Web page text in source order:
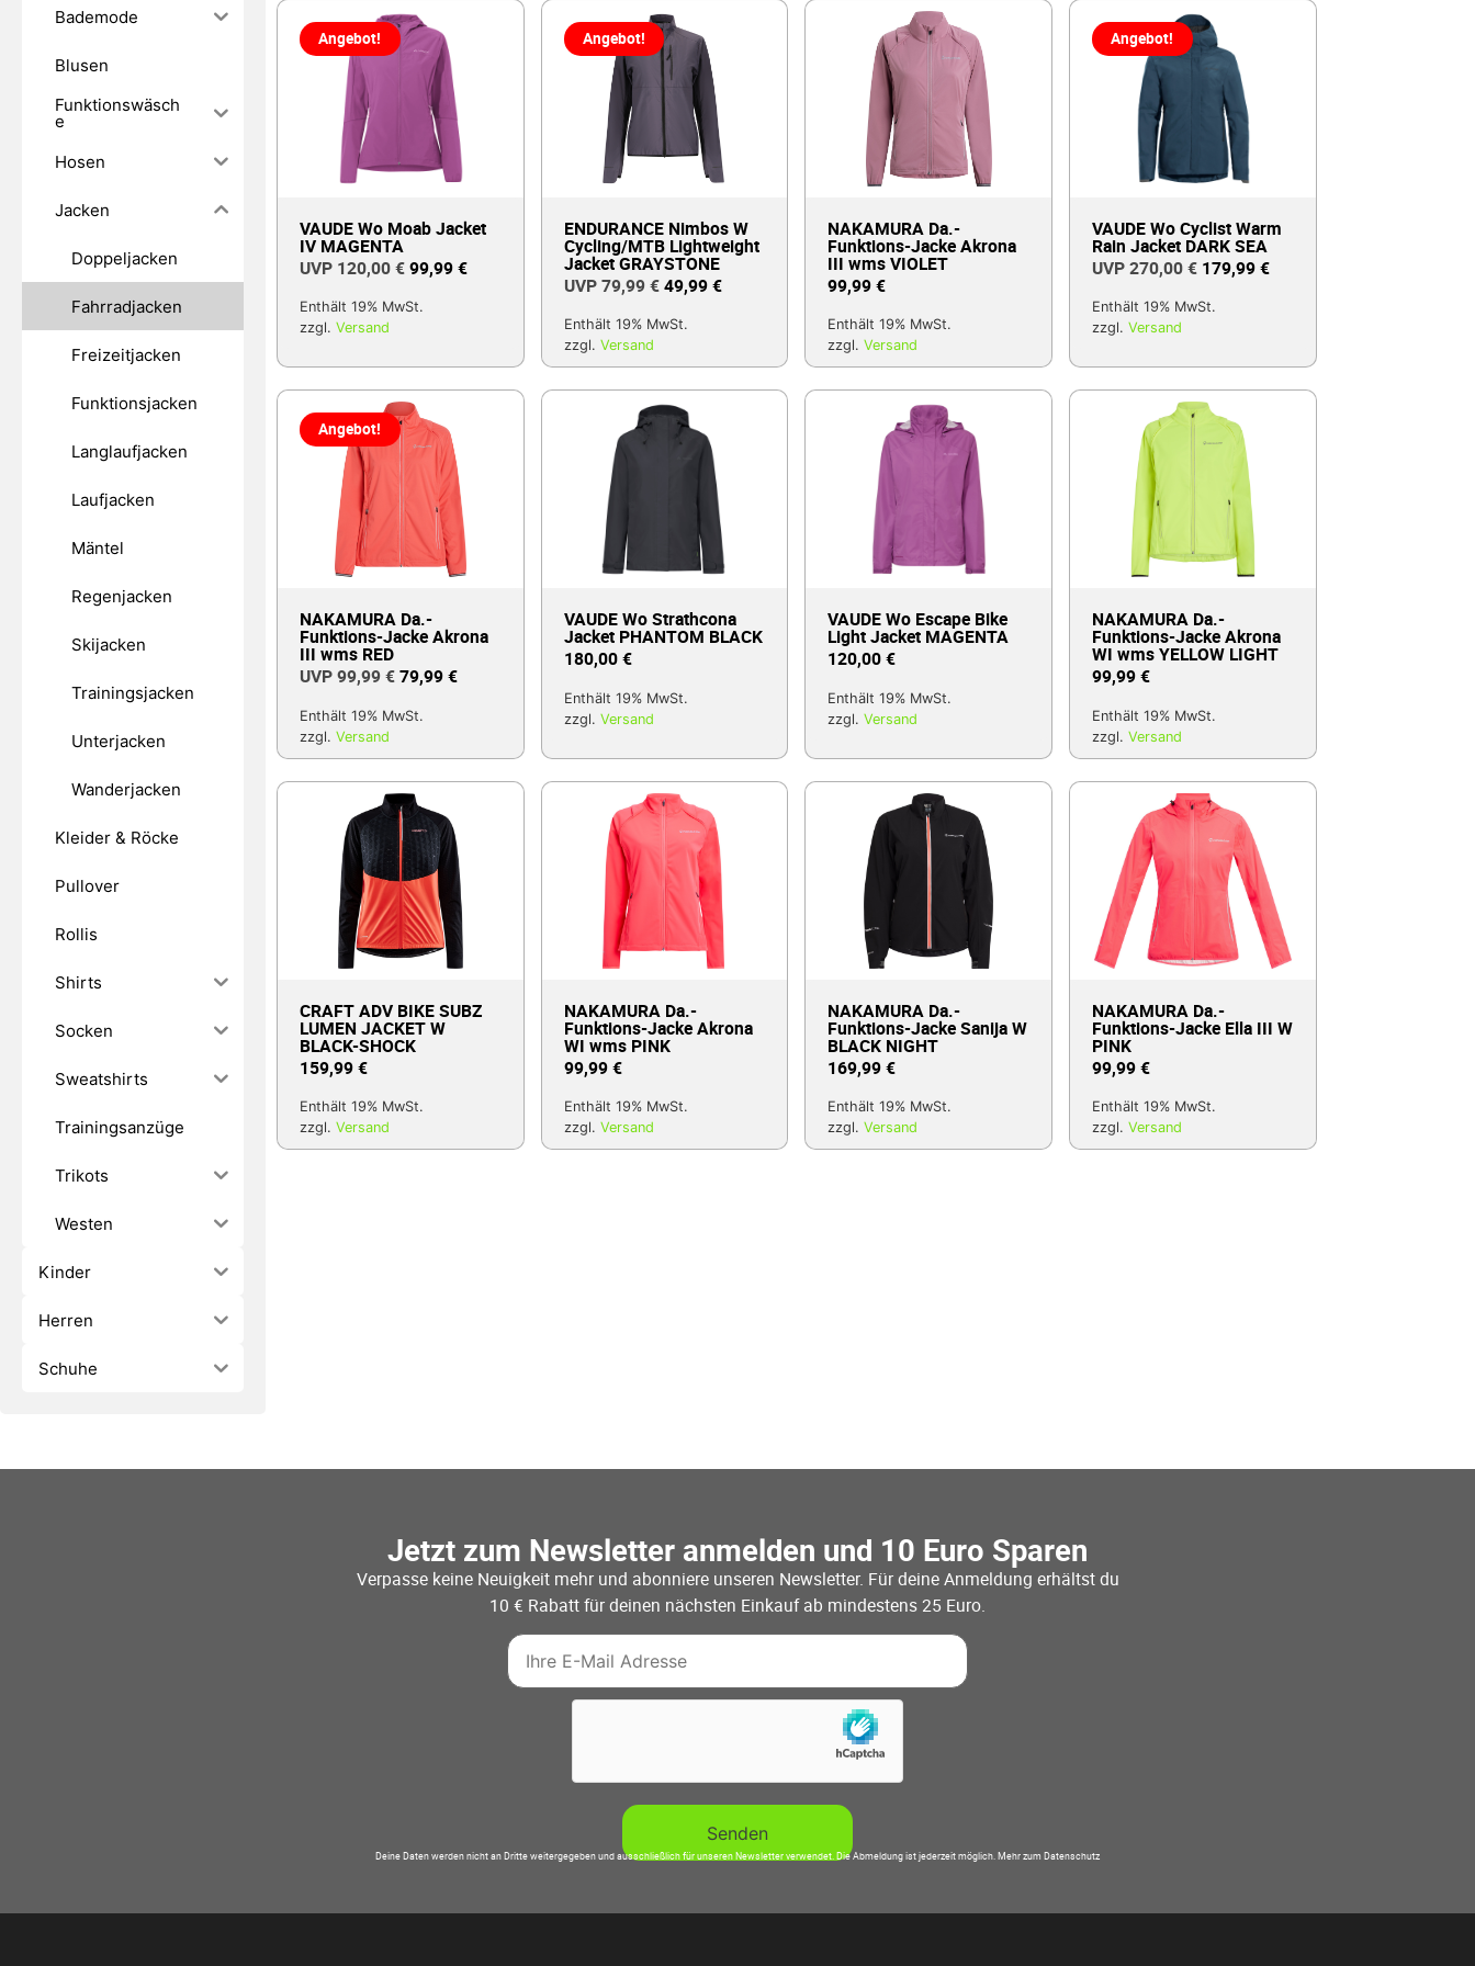
Bademode
Blusen
Funktionswäsch
e
Hosen
Jacken
Doppeljacken
Fahrradjacken
Freizeitjacken
Funktionsjacken
Langlaufjacken
Laufjacken
Mäntel
Regenjacken
Skijacken
Trainingsjacken
Unterjacken
Wanderjacken
Kleider & Röcke
Pullover
Rollis
Shirts
Socken
Sweatshirts
Trainingsanzüge
Trikots
Westen
Kinder
Herren
Schuhe
Angebot!
VAUDE Wo Moab Jacket
IV MAGENTA
120,00€99,99€
Enthält 19% MwSt.
zzgl. Versand
Angebot!
ENDURANCE Nimbos W
Cycling/MTB Lightweight
Jacket GRAYSTONE
79,99€ 49,99€
Enthält 19% MwSt.
zzgl. Versand
NAKAMURA Da.-
Funktions-Jacke Akrona
III wms VIOLET
99,99€
Enthält 19% MwSt.
zzgl.Versand
Angebot!
VAUDE Wo Cyclist Warm
Rain Jacket DARK SEA
270,00€ 179,99€
Enthält 19% MwSt.
zzgl. Versand
Angebot!
NAKAMURA Da.-
Funktions-Jacke Akrona
III wms RED
99,99€79,99€
Enthält 19% MwSt.
zzgl. Versand
VAUDE Wo Strathcona
Jacket PHANTOM BLACK
180,00€
Enthält 19% MwSt.
zzgl. Versand
VAUDE Wo Escape Bike
Light Jacket MAGENTA
120,00€
Enthält 19% MwSt.
zzgl.Versand
NAKAMURA Da.-
Funktions-Jacke Akrona
WI wms YELLOW LIGHT
99,99€
Enthält 19% MwSt.
zzgl. Versand
CRAFT ADV BIKE SUBZ
LUMEN JACKET W
BLACK-SHOCK
159,99€
Enthält 19% MwSt.
zzgl. Versand
NAKAMURA Da.-
Funktions-Jacke Akrona
WI wms PINK
99,99€
Enthält 19% MwSt.
zzgl. Versand
NAKAMURA Da.-
Funktions-Jacke Sanija W
BLACK NIGHT
169,99€
Enthält 19% MwSt.
zzgl.Versand
NAKAMURA Da.-
Funktions-Jacke Ella III W
PINK
99,99€
Enthält 19% MwSt.
zzgl. Versand
Jetzt zum Newsletter anmelden und 10 Euro Sparen
Verpasse keine Neuigkeit mehr und abonniere unseren Newsletter. Für deine Anmeldung erhältst du
10 € Rabatt für deinen nächsten Einkauf ab mindestens 25 Euro.
Deine Daten werden nicht an Dritte weitergegeben und ausschließlich für unseren Newsletter verwendet. Die Abmeldung ist jederzeit möglich. Mehr zum Datenschutz